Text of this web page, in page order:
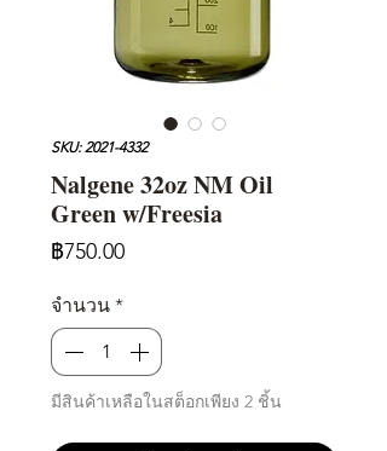
SKU: 2021-4332
Nalgene 32oz NM Oil
Green w/Freesia
฿750.00ราคา
จำนวน *
มีสินค้าเหลือในสต็อกเพียง 2 ชิ้น